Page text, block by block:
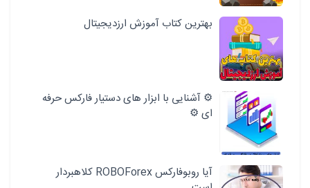
بهترین کتاب آموزش ارزدیجیتال
⚙️ آشنایی با ابزار های دستیار فارکس حرفه
ای ⚙️
آیا روبوفارکس ROBOForex کلاهبردار